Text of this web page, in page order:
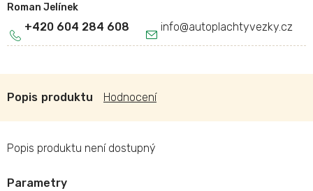
Roman Jelínek
info@autoplachtyvezky.cz
+420 604 284 608
Popis Hodnocení
Popis produktu není dostupný